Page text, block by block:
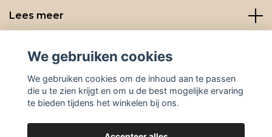
Lees meer
Social media
We gebruiken cookies
We gebruiken cookies om de inhoud aan te passen
die u te zien krijgt en om u de best mogelijke ervaring
te bieden tijdens het winkelen bij ons.